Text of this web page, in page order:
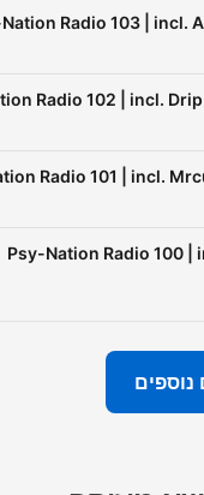
on, Tune in,
Radio 103 | incl.
Radio 102 | incl.
Radio 101 | incl.
Psy-Nation Radio 100 |
נוספים